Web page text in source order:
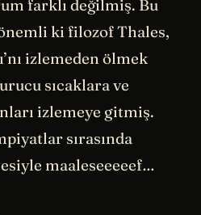
farklı değilmiş. Bu
ki filozof Thales,
izlemeden ölmek
sıcaklara ve
izlemeye gitmiş.
sırasında
maaleseeeeef…